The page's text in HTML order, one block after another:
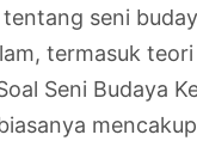
seni
termasuk
Seni Budaya
mencakup